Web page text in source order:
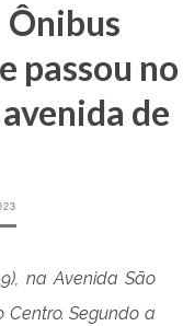
passou no
de
na Avenida São
Centro. Segundo a